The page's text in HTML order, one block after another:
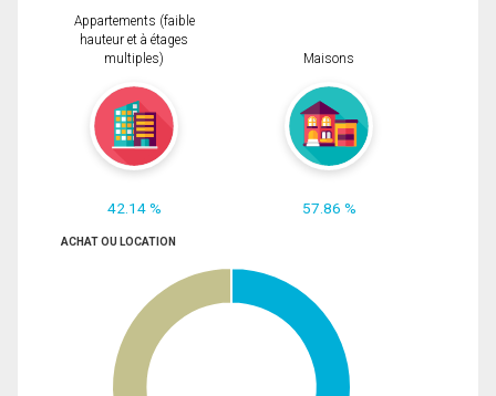
Appartements (faible
hauteur et à étages
multiples)
42.14 %
Maisons
57.86 %
ACHAT OU LOCATION